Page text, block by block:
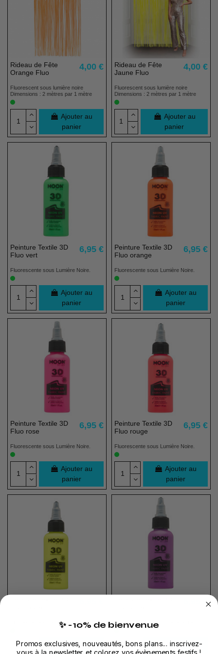
(2 avis)
Rideau de Fête
Orange Fluo
4,00 €
Fluorescent sous lumière noire
Dimensions : 2 mètres par 1 mètre
Ajouter au
panier
Rideau de Fête
Jaune Fluo
4,00 €
Fluorescent sous lumière noire
Dimensions : 2 mètres par 1 mètre
Ajouter au
panier
Peinture Textile 3D
Fluo vert
6,95 €
Fluorescente sous Lumière Noire.
Ajouter au
panier
Peinture Textile 3D
Fluo orange
6,95 €
Fluorescente sous Lumière Noire.
Ajouter au
panier
Peinture Textile 3D
Fluo rose
6,95 €
Fluorescente sous Lumière Noire.
Ajouter au
panier
Peinture Textile 3D
Fluo rouge
6,95 €
Fluorescente sous Lumière Noire.
Ajouter au
panier
Fluorescente sous Lumière Noire.
Ajouter au
6,95 €
Fluorescente sous Lumière Noire.
Ajouter au
✨ -10% de bienvenue
Promos exclusives, nouveautés, bons plans... inscrivez-
vous à la newsletter et colorez vos évènements festifs !